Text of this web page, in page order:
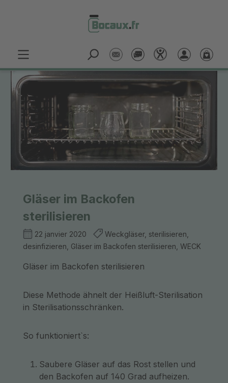
Gläser im Backofen
sterilisieren
22 janvier 2020
Weckgläser, sterilisieren,
desinfizieren, Gläser im Backofen sterilisieren, WECK
Gläser im Backofen sterilisieren
Diese Methode ähnelt der Heißluft-Sterilisation
in Sterilisationsschränken.
So funktioniert`s:
Saubere Gläser auf das Rost stellen und
den Backofen auf 140 Grad aufheizen.